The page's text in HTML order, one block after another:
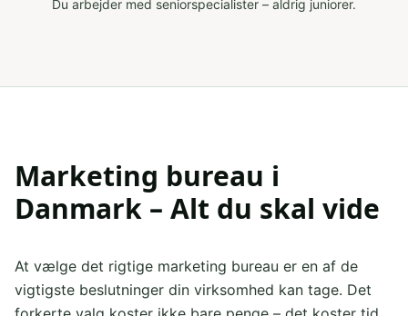
Du arbejder med seniorspecialister – aldrig juniorer.
Marketing bureau i
Danmark – Alt du skal vide
At vælge det rigtige marketing bureau er en af de
vigtigste beslutninger din virksomhed kan tage. Det